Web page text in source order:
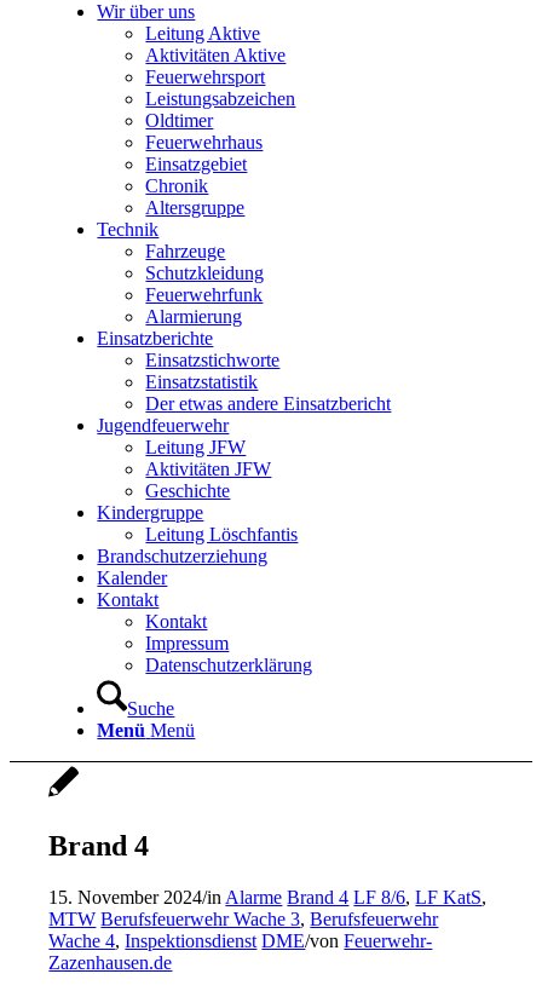
Wir über uns
Leitung Aktive
Aktivitäten Aktive
Feuerwehrsport
Leistungsabzeichen
Oldtimer
Feuerwehrhaus
Einsatzgebiet
Chronik
Altersgruppe
Technik
Fahrzeuge
Schutzkleidung
Feuerwehrfunk
Alarmierung
Einsatzberichte
Einsatzstichworte
Einsatzstatistik
Der etwas andere Einsatzbericht
Jugendfeuerwehr
Leitung JFW
Aktivitäten JFW
Geschichte
Kindergruppe
Leitung Löschfantis
Brandschutzerziehung
Kalender
Kontakt
Kontakt
Impressum
Datenschutzerklärung
Suche
Menü Menü
Brand 4
15. November 2024/in Alarme Brand 4 LF 8/6,LF KatS,
MTW Berufsfeuerwehr Wache 3,Berufsfeuerwehr
Wache 4,Inspektionsdienst DME/vonFeuerwehr-
Zazenhausen.de